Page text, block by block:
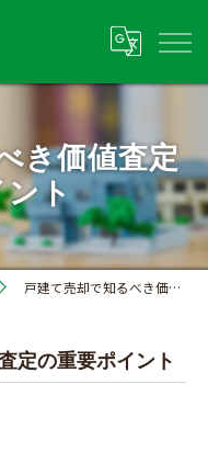
き価値査定
ント
戸建て売却で知るべき価値査定の重要ポイント
定の重要ポイント